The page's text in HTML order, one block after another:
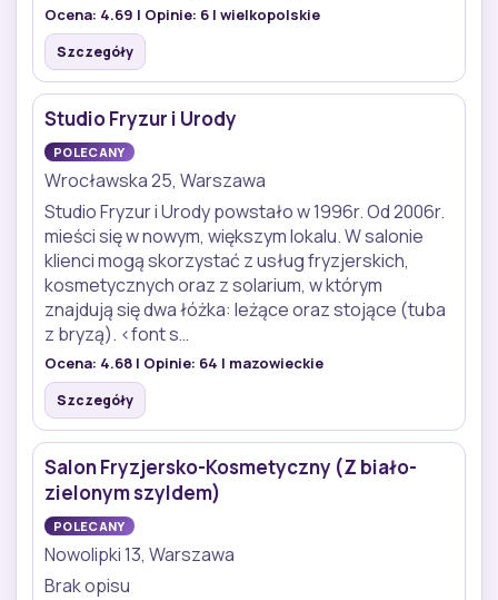
Ocena: 4.69 | Opinie: 6 | wielkopolskie
Szczegóły
Studio Fryzur i Urody
POLECANY
Wrocławska 25, Warszawa
Studio Fryzur i Urody powstało w 1996r. Od 2006r.
mieści się w nowym, większym lokalu. W salonie
klienci mogą skorzystać z usług fryzjerskich,
kosmetycznych oraz z solarium, w którym
znajdują się dwa łóżka: leżące oraz stojące (tuba
z bryzą). <font s…
Ocena: 4.68 | Opinie: 64 | mazowieckie
Szczegóły
Salon Fryzjersko-Kosmetyczny (Z biało-
zielonym szyldem)
POLECANY
Nowolipki 13, Warszawa
Brak opisu